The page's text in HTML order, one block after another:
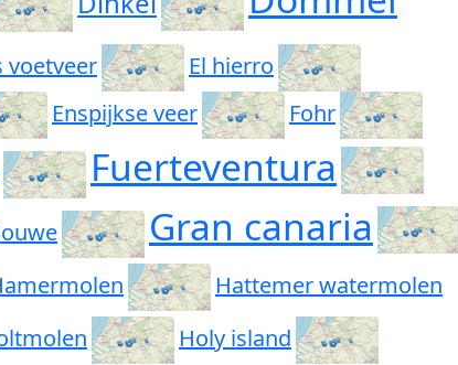
voetveer
El hierro
Enspijkse veer Fohr
Fuerteventura
Gran canaria
Hattemer watermolen
Holy island